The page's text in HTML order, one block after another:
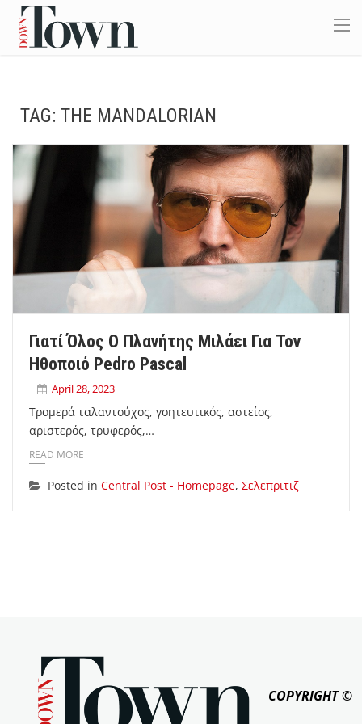
TAG: THE MANDALORIAN
Γιατί Όλος Ο Πλανήτης Μιλάει Για Τον
Ηθοποιό Pedro Pascal
April 28, 2023
Τρομερά ταλαντούχος, γοητευτικός, αστείος,
αριστερός, τρυφερός,…
READ MORE
Posted in Central Post - Homepage, Σελεπριτιζ
COPYRIGHT ©